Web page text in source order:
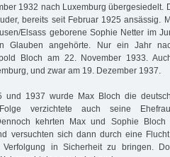
1932 nach Luxemburg übergesiedelt.
bereits seit Februar 1925 ansässig.
Elsass geborene Sophie Netter im
Glauben angehörte. Nur ein Jahr
Bloch am 22. November 1933.
und zwar am 19. Dezember 1937.
und 1937 wurde Max Bloch die
verzichtete auch seine
kehrten Max und Sophie
versuchten sich dann durch eine
Verfolgung in Sicherheit zu bringen.